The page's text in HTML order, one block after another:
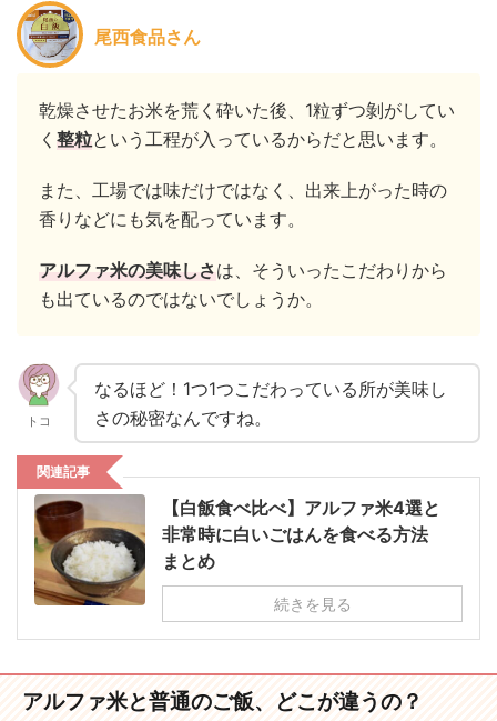
尾西食品さん
乾燥させたお米を荒く砕いた後、1粒ずつ剝がしてい
く 整粒という工程が入っているからだと思います。
また、工場では味だけではなく、出来上がった時の
香りなどにも気を配っています。
アルファ米の美味しさは、そういったこだわりから
も出ているのではないでしょうか。
トコ
なるほど！1つ1つこだわっている所が美味し
さの秘密なんですね。
関連記事
【白飯食べ比べ】アルファ米4選と
非常時に白いごはんを食べる方法
まとめ
続きを見る
アルファ米と普通のご飯、どこが違うの？